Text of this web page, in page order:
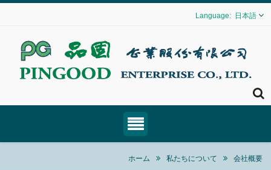
日本語
ホーム 私たちについて 会社概要